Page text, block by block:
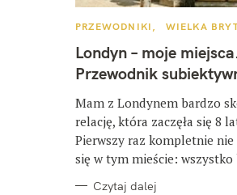
K
T
E
G
O
I
E
PRZEWODNIKI WIELKA
Londyn – moje
Przewodnik
Mam z Londynem bardzo
relację, która zaczęła się 8
Pierwszy raz kompletnie nie
się w tym mieście: wszystko
Czytaj dalej